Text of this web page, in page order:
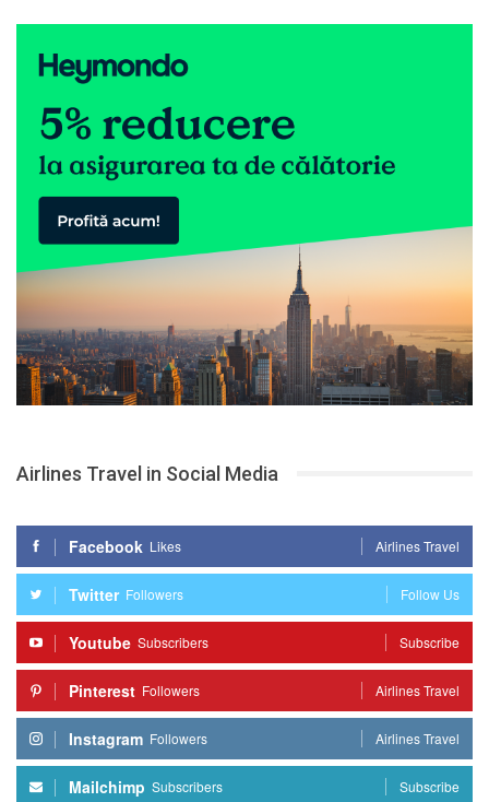
Airlines Travel in Social Media
Facebook Likes Airlines Travel
Twitter Followers Follow Us
Youtube Subscribers Subscribe
Pinterest Followers Airlines Travel
Instagram Followers Airlines Travel
Mailchimp Subscribers Subscribe